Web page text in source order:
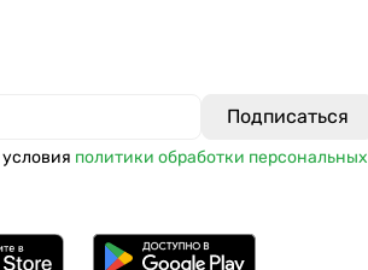
политики обработки персональных